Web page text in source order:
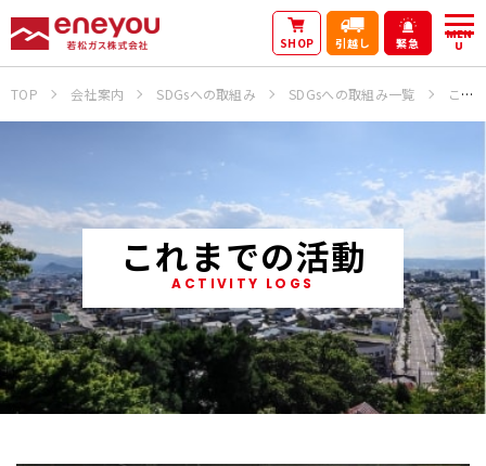
SHOP 引越し 緊急
MEN
U
TOP 会社案内 SDGsへの取組み SDGsへの取組み一覧 これまでの活動
これまでの活動
ACTIVITY LOGS